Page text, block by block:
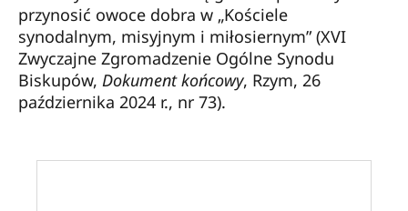
przynosić owoce dobra w „Kościele
synodalnym, misyjnym i miłosiernym” (XVI
Zwyczajne Zgromadzenie Ogólne Synodu
Biskupów, Dokument końcowy, Rzym, 26
października 2024 r., nr 73).